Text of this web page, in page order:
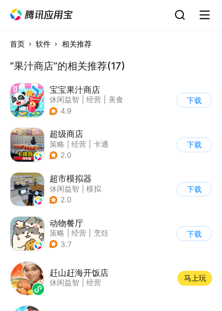
首页 软件 相关推荐
“果汁商店”的相关推荐(17)
宝宝果汁商店
休闲益智 经营
美食
| 宝宝巴士
4.9
下载
超级商店
策略 经营
卡通
| 休闲益智
2.0
下载
超市模拟器
休闲益智
模拟
| 文字游戏
2.0
下载
动物餐厅
策略 经营
烹饪
| 宠物
3.7
下载
赶山赶海开饭店
休闲益智 经营
马上玩